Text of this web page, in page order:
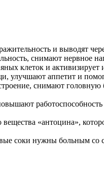
и выводят
снимают нервное
клеток и
улучшают аппетит и
снимают головную
«антоцина»,
соки нужны больным со